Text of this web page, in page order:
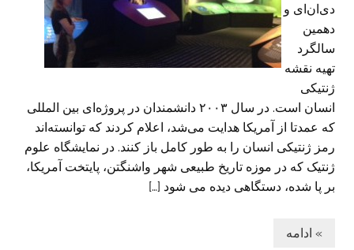
دی‌ان‌ای و
دهمین
سالگرد
تهیه نقشه
ژنتیکی
انسان است. در سال ۲۰۰۳ دانشمندان در پروژه‌ای بین المللی
که عمدتا از آمریکا هدایت می‌شد، اعلام کردند که توانسته‌اند
رمز ژنتیکی انسان را به طور کامل باز کنند. در نمایشگاه علوم
ژنتیک که در موزه تاریخ طبیعی شهر واشنگتن، پایتخت آمریکا،
بر پا شده، دستگاهی دیده می شود […]
» ادامه